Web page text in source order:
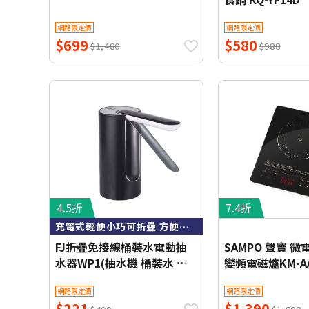
網路限定價
$699 $1,480
網路限定價
$580$988
4.5折
充電式輕便小巧可折疊 方便使用
FJ折疊免接線桶裝水電動抽
水器WP1(抽水機 桶裝水 桶
器)
網路限定價
7.4折
SAMPO 聲寶 微
變頻電磁爐KM-
網路限定價